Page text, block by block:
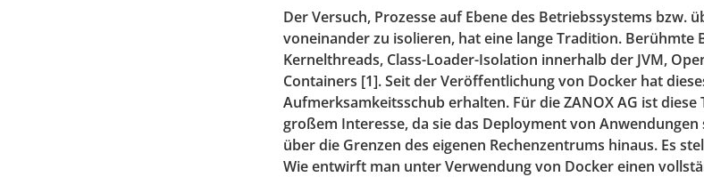
Der Versuch, Prozesse auf Ebene des Betriebssystems bzw.
voneinander zu isolieren, hat eine lange Tradition. Berühmte
Kernelthreads, Class-Loader-Isolation innerhalb der JVM,
Containers [1]. Seit der Veröffentlichung von Docker hat
Aufmerksamkeitsschub erhalten. Für die ZANOX AG ist diese
großem Interesse, da sie das Deployment von
über die Grenzen des eigenen Rechenzentrums hinaus. Es
Wie entwirft man unter Verwendung von Docker einen